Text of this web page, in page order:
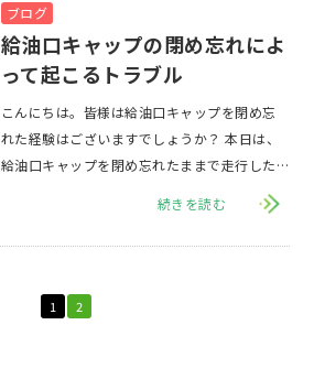
ブログ
給油口キャップの閉め忘れによ
って起こるトラブル
こんにちは。皆様は給油口キャップを閉め忘
れた経験はございますでしょうか？ 本日は、
給油口キャップを閉め忘れたままで走行した
際に起こり得る、ガス爆発などのトラブルを
続きを読む
1 2